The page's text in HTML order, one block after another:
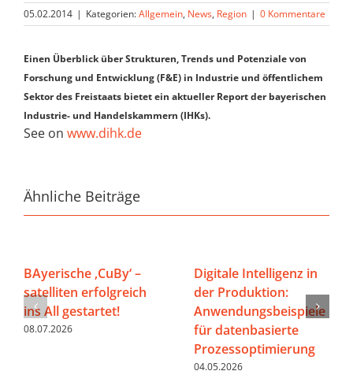
05.02.2014 | Kategorien:Allgemein, News, Region | 0 Kommentare
Einen Überblick über Strukturen, Trends und Potenziale von
Forschung und Entwicklung (F&E) in Industrie und öffentlichem
Sektor des Freistaats bietet ein aktueller Report der bayerischen
Industrie- und Handelskammern (IHKs).
See on www.dihk.de
Ähnliche Beiträge
BAyerische ‚CuBy‘ –
satelliten erfolgreich
ins All gestartet!
08.07.2026
Digitale Intelligenz in
der Produktion:
Anwendungsbeispiele
für datenbasierte
Prozessoptimierung
04.05.2026